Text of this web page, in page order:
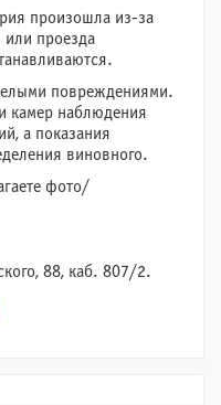
произошла из-за
или проезда
повреждениями.
камер наблюдения
а показания
виновного.
фото/
88, каб. 807/2.